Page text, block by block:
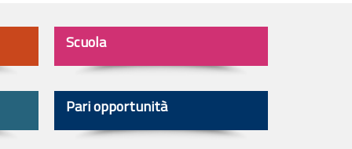
Scuola
Pari opportunità